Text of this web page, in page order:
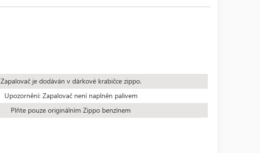
Zapalovač je dodáván v dárkové krabičce zippo.
Upozornění: Zapalovač není naplněn palivem
Plňte pouze originálním Zippo benzínem